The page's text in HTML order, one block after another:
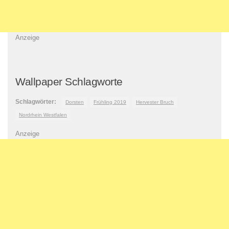
Anzeige
Wallpaper Schlagworte
Schlagwörter: Dorsten Frühling 2019 Hervester Bruch
Nordrhein Westfalen
Anzeige